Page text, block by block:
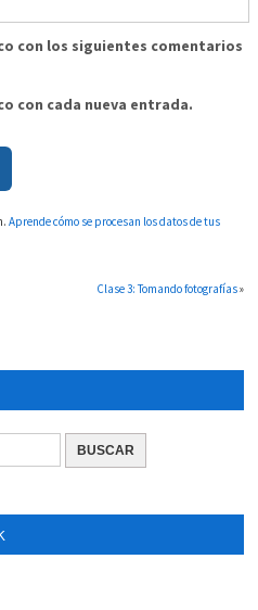
con los siguientes comentarios
con cada nueva entrada.
Aprende cómo se procesan los datos de tus
Clase 3: Tomando fotografías»